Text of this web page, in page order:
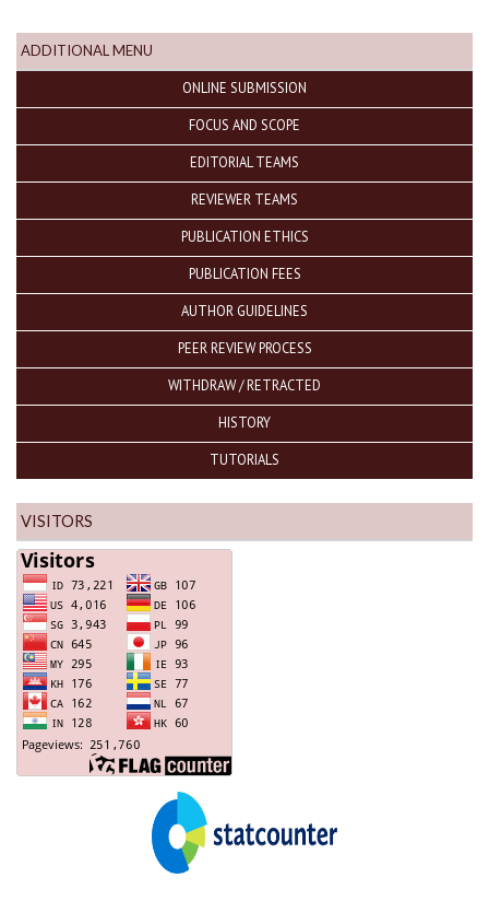
ADDITIONAL MENU
ONLINE SUBMISSION
FOCUS AND SCOPE
EDITORIAL TEAMS
REVIEWER TEAMS
PUBLICATION ETHICS
PUBLICATION FEES
AUTHOR GUIDELINES
PEER REVIEW PROCESS
WITHDRAW / RETRACTED
HISTORY
TUTORIALS
VISITORS